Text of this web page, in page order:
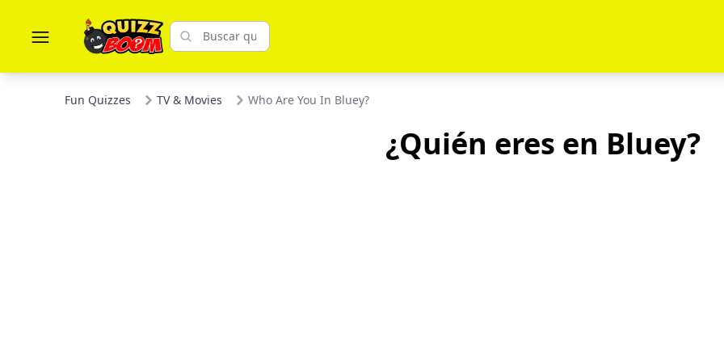
Fun Quizzes TV & Movies Who Are You In Bluey?
¿Quién eres en Bluey?